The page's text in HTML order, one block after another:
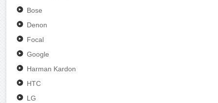
Bose
Denon
Focal
Google
Harman Kardon
HTC
LG